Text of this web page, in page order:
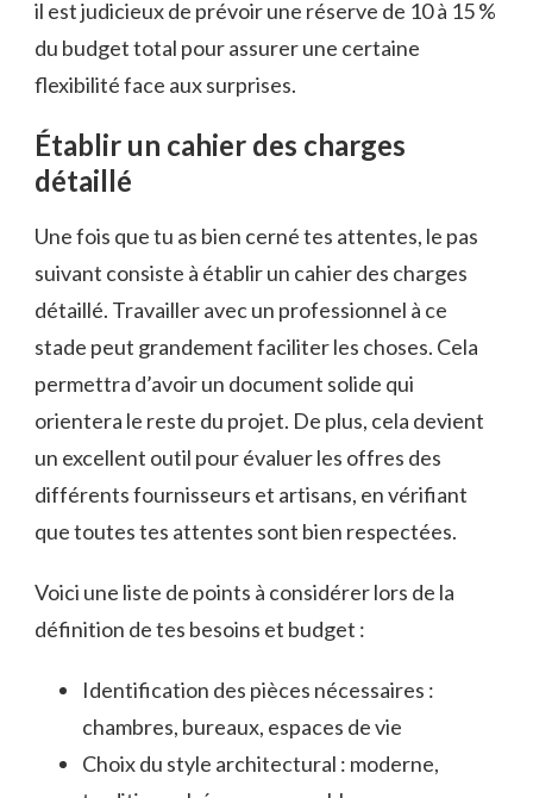
il est judicieux de prévoir une réserve de 10 à 15 %
du budget total pour assurer une certaine
flexibilité face aux surprises.
Établir un cahier des charges
détaillé
Une fois que tu as bien cerné tes attentes, le pas
suivant consiste à établir un cahier des charges
détaillé. Travailler avec un professionnel à ce
stade peut grandement faciliter les choses. Cela
permettra d’avoir un document solide qui
orientera le reste du projet. De plus, cela devient
un excellent outil pour évaluer les offres des
différents fournisseurs et artisans, en vérifiant
que toutes tes attentes sont bien respectées.
Voici une liste de points à considérer lors de la
définition de tes besoins et budget :
Identification des pièces nécessaires :
chambres, bureaux, espaces de vie
Choix du style architectural : moderne,